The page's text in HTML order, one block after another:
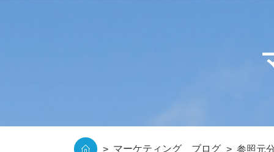
マーケティング ブログ 参照元